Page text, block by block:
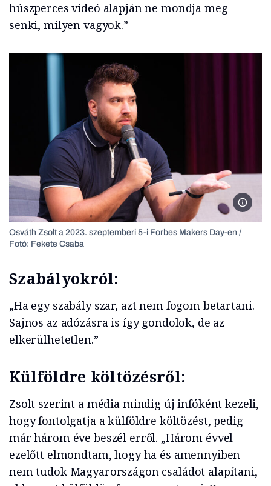
húszperces videó alapján ne mondja meg
senki, milyen vagyok.”
Osváth Zsolt a 2023. szeptemberi 5-i Forbes Makers Day-en /
Fotó: Fekete Csaba
Szabályokról:
„Ha egy szabály szar, azt nem fogom betartani.
Sajnos az adózásra is így gondolok, de az
elkerülhetetlen.”
Külföldre költözésről:
Zsolt szerint a média mindig új infóként kezeli,
hogy fontolgatja a külföldre költözést, pedig
már három éve beszél erről. „Három évvel
ezelőtt elmondtam, hogy ha és amennyiben
nem tudok Magyarországon családot alapítani,